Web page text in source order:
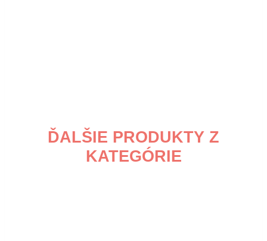
ĎALŠIE PRODUKTY Z
KATEGÓRIE